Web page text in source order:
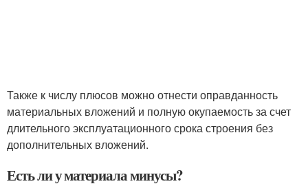
Также к числу плюсов можно отнести оправданность
материальных вложений и полную окупаемость за счет
длительного эксплуатационного срока строения без
дополнительных вложений.
Есть ли у материала минусы?